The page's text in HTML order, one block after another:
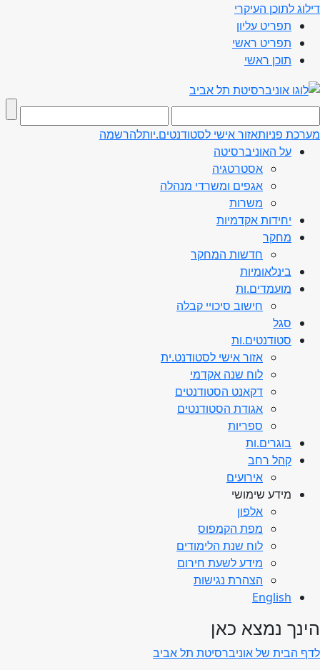
דילוג לתוכן העיקרי
תפריט עליון
תפריט ראשי
תוכן ראשי
מערכת פניותאזור אישי לסטודנטים.יותלהרשמה
על האוניברסיטה
אסטרטגיה
אגפים ומשרדי מנהלה
משרות
יחידות אקדמיות
מחקר
חדשות המחקר
בינלאומיות
מועמדים.ות
חישוב סיכויי קבלה
סגל
סטודנטים.ות
אזור אישי לסטודנט.ית
לוח שנה אקדמי
דקאנט הסטודנטים
אגודת הסטודנטים
ספריות
בוגרים.ות
קהל רחב
אירועים
מידע שימושי
אלפון
מפת הקמפוס
לוח שנת הלימודים
מידע לשעת חירום
הצהרת נגישות
English
הינך נמצא כאן
לדף הבית של אוניברסיטת תל אביב